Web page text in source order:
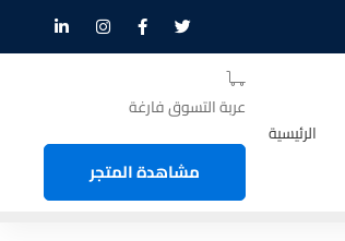
الرئيسية
عربة التسوق فارغة
مشاهدة المتجر